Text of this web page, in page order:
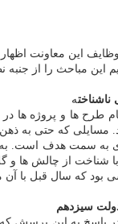
این معاونت اظهار
این مباحث را از
ه
مسایلی که حتی به
تا با شناخت از
که سال قبل با آن
دولت سیزدهم